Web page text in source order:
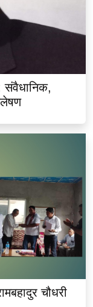
संवैधानिक,
चौधरी